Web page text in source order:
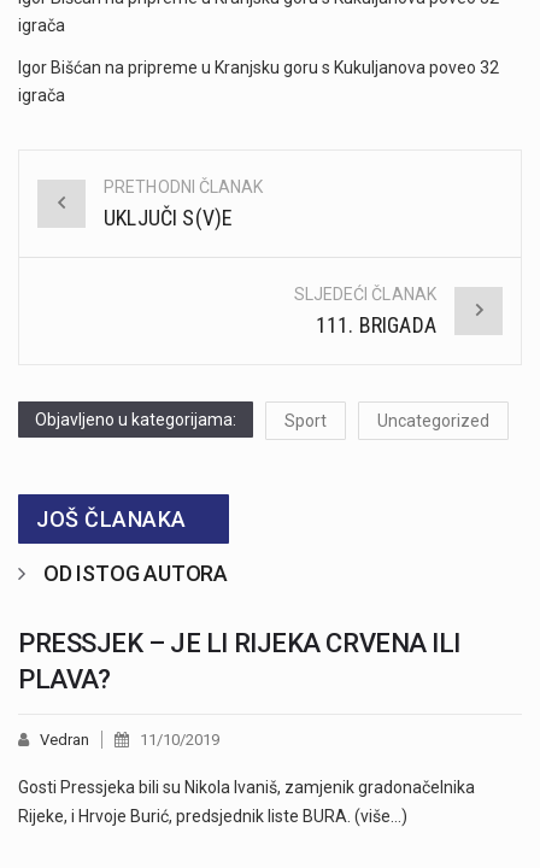
igrača
Igor Bišćan na pripreme u Kranjsku goru s Kukuljanova poveo 32
igrača
Post
PRETHODNI ČLANAK
UKLJUČI S(V)E
SLJEDEĆI ČLANAK
111. BRIGADA
Objavljeno u kategorijama: Sport Uncategorized
JOŠ ČLANAKA
OD ISTOG AUTORA
PRESSJEK – JE LI RIJEKA CRVENA ILI
PLAVA?
Vedran 11/10/2019
Gosti Pressjeka bili su Nikola Ivaniš, zamjenik gradonačelnika
Rijeke, i Hrvoje Burić, predsjednik liste BURA. (više…)